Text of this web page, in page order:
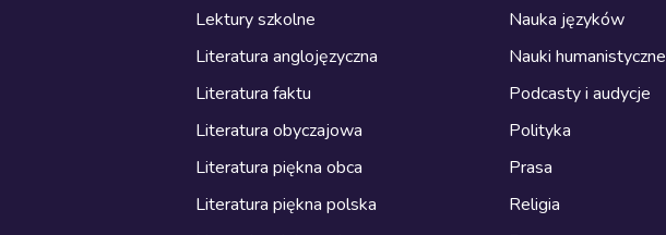
Lektury szkolne
Literatura anglojęzyczna
Literatura faktu
Literatura obyczajowa
Literatura piękna obca
Literatura piękna polska
Nauka języków
Nauki humanistyczne
Podcasty i audycje
Polityka
Prasa
Religia